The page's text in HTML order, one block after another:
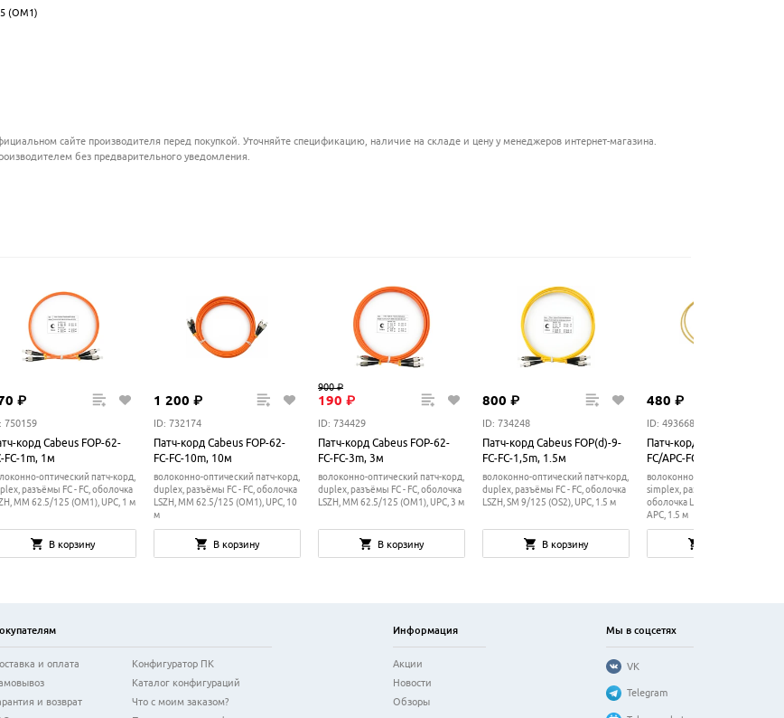
(OM1)
сайте производителя перед покупкой. Уточняйте спецификацию, наличие на складе и цену у менеджеров интернет-магазина.
без предварительного уведомления.
₽
750159
корд Cabeus FOP-62-
FC-1m, 1м
оптический патч-корд,
разъёмы FC - FC, оболочка
MM 62.5/125 (OM1), UPC, 1 м
В корзину
1 200 ₽
ID: 732174
Патч-корд Cabeus FOP-62-
FC-FC-10m, 10м
волоконно-оптический патч-корд,
duplex, разъёмы FC - FC, оболочка
LSZH, MM 62.5/125 (OM1), UPC, 10
м
В корзину
900 ₽
190 ₽
ID: 734429
Патч-корд Cabeus FOP-62-
FC-FC-3m, 3м
волоконно-оптический патч-корд,
duplex, разъёмы FC - FC, оболочка
LSZH, MM 62.5/125 (OM1), UPC, 3 м
В корзину
800 ₽
ID: 734248
Патч-корд Cabeus FOP(d)-9-
FC-FC-1,5m, 1.5м
волоконно-оптический патч-корд,
duplex, разъёмы FC - FC, оболочка
LSZH, SM 9/125 (OS2), UPC, 1.5 м
В корзину
480 ₽
ID: 493668
Патч-корд Cabeus FOP(s)-9-
FC/APC-FC/APC-1,5m, 1.5м
волоконно-оптический патч-
simplex, разъёмы FC - FC,
оболочка LSZH, SM 9/125 (OS2),
APC, 1.5 м
и оплата
и возврат
Конфигуратор ПК
Каталог конфигураций
Что с моим заказом?
Информация
Акции
Новости
Обзоры
Мы в соцсетях
VK
Telegram